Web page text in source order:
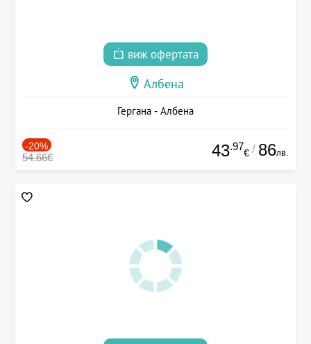
виж офертата
Албена
Гергана - Албена
-20%
54.66€ 43.97
€ / 86лв.